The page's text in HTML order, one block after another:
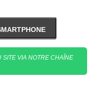
SITE VIA NOTRE CHAÎNE